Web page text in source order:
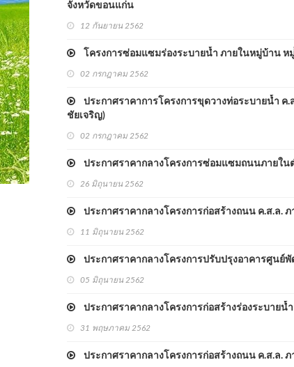
จังหวัดขอนแก่น
12 กันยายน 2562
โครงการซ่อมแซมร่องระบายน้ำ ภายในหมู่บ้าน ห
02 กรกฎาคม 2562
ประกาศราคาการโครงการขุดวางท่อระบายน้ำ ค
ชัยเจริญ)
02 กรกฎาคม 2562
ประกาศราคากลางโครงการซ่อมแซมถนนภายใน
26 มิถุนายน 2562
ประกาศราคากลางโครงการก่อสร้างถนน ค.ส.ล.
11 มิถุนายน 2562
ประกาศราคากลางโครงการปรับปรุงอาคารศูนย์พั
05 มิถุนายน 2562
ประกาศราคากลางโครงการก่อสร้างร่องระบายน้
31 พฤษภาคม 2562
ประกาศราคากลางโครงการก่อสร้างถนน ค.ส.ล.